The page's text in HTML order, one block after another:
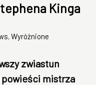
Kinga
, Wyróżnione
zwiastun
mistrza